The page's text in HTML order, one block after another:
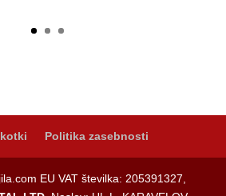
Politika zasebnosti
EU VAT številka: 205391327,